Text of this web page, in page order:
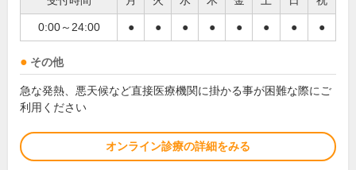
0:00～24:00 ● ● ● ● ● ● ● ●
その他
急な発熱、悪天候など直接医療機関に掛かる事が困難な際にご
利用ください
オンライン診療の詳細をみる